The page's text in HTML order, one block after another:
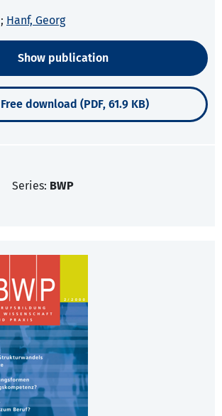
; Hanf, Georg
Show publication
Free download (PDF, 61.9 KB)
Series: BWP